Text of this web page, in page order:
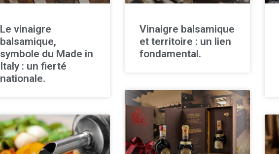
Le vinaigre
balsamique,
symbole du Made in
Italy : un fierté
nationale.
Vinaigre balsamique
et territoire : un lien
fondamental.